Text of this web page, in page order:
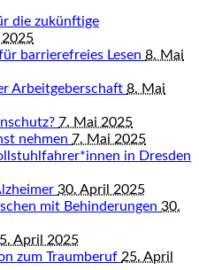
die zukünftige
barrierefreies Lesen 8. Mai
Arbeitgeberschaft 8. Mai
7. Mai 2025
nehmen 7. Mai 2025
in Dresden
30. April 2025
mit Behinderungen 30.
April 2025
zum Traumberuf 25. April